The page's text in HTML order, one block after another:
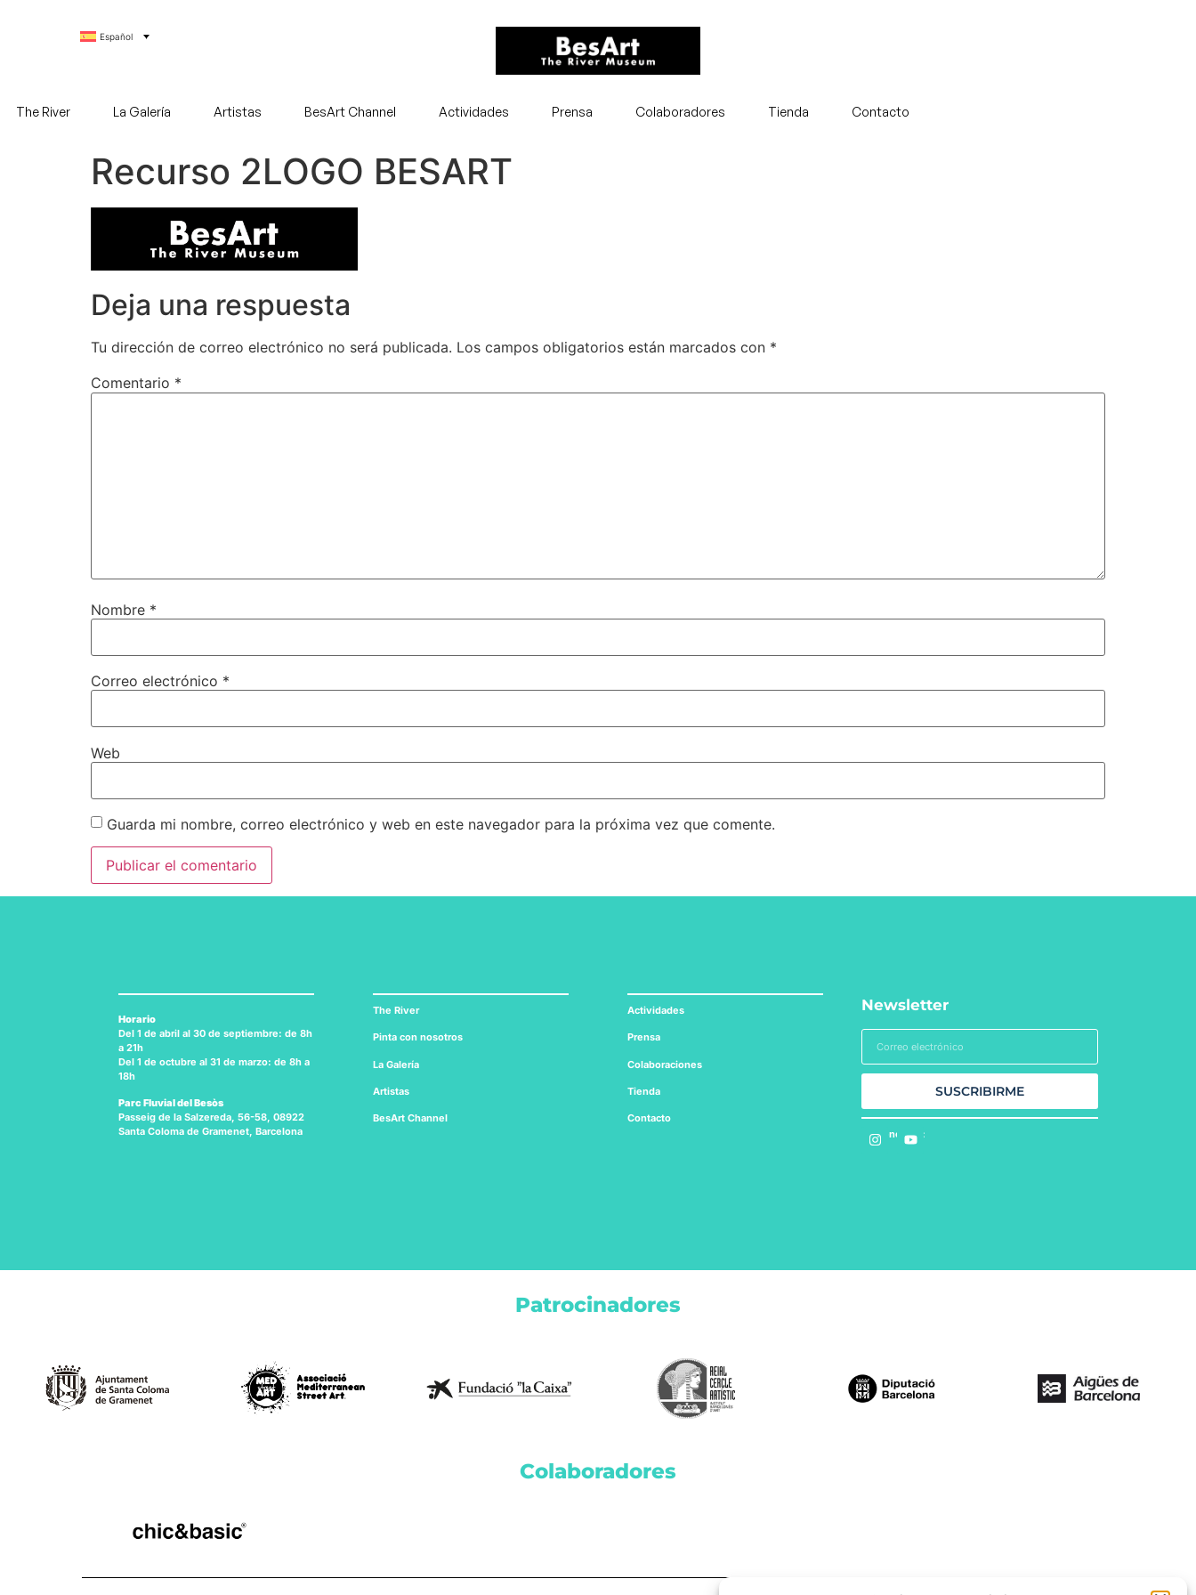
Español
The River La Galería Artistas BesArt Channel Actividades Prensa Colaboradores Tienda Contacto
Recurso 2LOGO BESART
Deja una respuesta
Tu dirección de correo electrónico no será publicada. Los campos obligatorios están marcados con *
Comentario *
Nombre *
Correo electrónico *
Web
Guarda mi nombre, correo electrónico y web en este navegador para la próxima vez que comente.
Horario
Del 1 de abril al 30 de septiembre: de 8h
a 21h
Del 1 de octubre al 31 de marzo: de 8h a
18h
Parc Fluvial del Besòs
Passeig de la Salzereda, 56-58, 08922
Santa Coloma de Gramenet, Barcelona
The River
Pinta con nosotros
La Galería
Artistas
BesArt Channel
Actividades
Prensa
Colaboraciones
Tienda
Contacto
Newsletter
SUSCRIBIRME
Síguenos en:
Patrocinadores
Colaboradores